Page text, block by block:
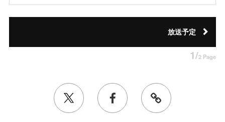
放送予定
1/2 Page